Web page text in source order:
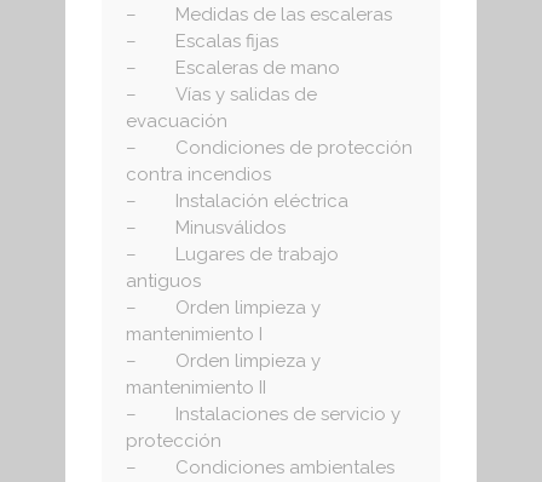
– Medidas de las escaleras
– Escalas fijas
– Escaleras de mano
– Vías y salidas de
evacuación
– Condiciones de protección
contra incendios
– Instalación eléctrica
– Minusválidos
– Lugares de trabajo
antiguos
– Orden limpieza y
mantenimiento I
– Orden limpieza y
mantenimiento II
– Instalaciones de servicio y
protección
– Condiciones ambientales